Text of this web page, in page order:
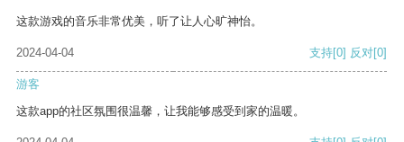
这款游戏的音乐非常优美，听了让人心旷神怡。
2024-04-04 支持[0] 反对[0]
游客
这款app的社区氛围很温馨，让我能够感受到家的温暖。